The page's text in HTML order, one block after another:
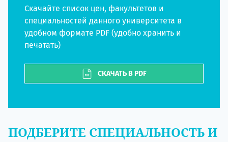
Скачайте список цен, факультетов и
специальностей данного университета в
удобном формате PDF (удобно хранить и
печатать)
СКАЧАТЬ В PDF
ПОДБЕРИТЕ СПЕЦИАЛЬНОСТЬ И